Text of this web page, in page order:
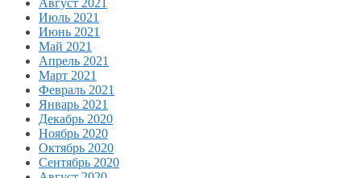
Август 2021
Июль 2021
Июнь 2021
Май 2021
Апрель 2021
Март 2021
Февраль 2021
Январь 2021
Декабрь 2020
Ноябрь 2020
Октябрь 2020
Сентябрь 2020